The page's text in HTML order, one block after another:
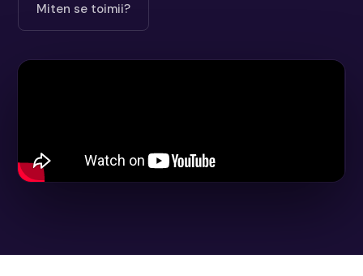
Miten se toimii?